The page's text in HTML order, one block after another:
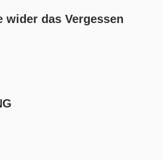
wider das Vergessen